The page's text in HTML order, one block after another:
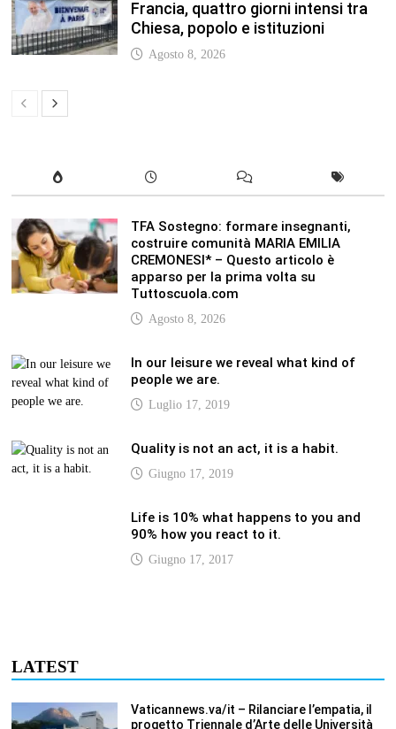
Francia, quattro giorni intensi tra
Chiesa, popolo e istituzioni
Agosto 8, 2026
TFA Sostegno: formare insegnanti,
costruire comunità MARIA EMILIA
CREMONESI* – Questo articolo è
apparso per la prima volta su
Tuttoscuola.com
Agosto 8, 2026
In our leisure we reveal what kind of
people we are.
Luglio 17, 2019
Quality is not an act, it is a habit.
Giugno 17, 2019
Life is 10% what happens to you and
90% how you react to it.
Giugno 17, 2017
LATEST
Vaticannews.va/it – Rilanciare l’empatia, il
progetto Triennale d’Arte delle Università